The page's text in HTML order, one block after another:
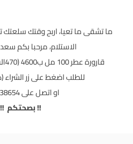
ما تشقى ما تعيا، اربح وقتك
الاستلام، مرحبا بكم
قارورة عطر 100 مل ب4600 (470الف) + مصاريف توصيل
للطلب اضغط على زر
او اتصل على 0672638654
!! بصحتكم